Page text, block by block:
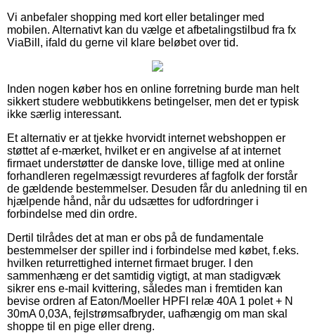
Vi anbefaler shopping med kort eller betalinger med
mobilen. Alternativt kan du vælge et afbetalingstilbud fra fx
ViaBill, ifald du gerne vil klare beløbet over tid.
Inden nogen køber hos en online forretning burde man helt
sikkert studere webbutikkens betingelser, men det er typisk
ikke særlig interessant.
Et alternativ er at tjekke hvorvidt internet webshoppen er
støttet af e-mærket, hvilket er en angivelse af at internet
firmaet understøtter de danske love, tillige med at online
forhandleren regelmæssigt revurderes af fagfolk der forstår
de gældende bestemmelser. Desuden får du anledning til en
hjælpende hånd, når du udsættes for udfordringer i
forbindelse med din ordre.
Dertil tilrådes det at man er obs på de fundamentale
bestemmelser der spiller ind i forbindelse med købet, f.eks.
hvilken returrettighed internet firmaet bruger. I den
sammenhæng er det samtidig vigtigt, at man stadigvæk
sikrer ens e-mail kvittering, således man i fremtiden kan
bevise ordren af Eaton/Moeller HPFI relæ 40A 1 polet + N
30mA 0,03A, fejlstrømsafbryder, uafhængig om man skal
shoppe til en pige eller dreng.